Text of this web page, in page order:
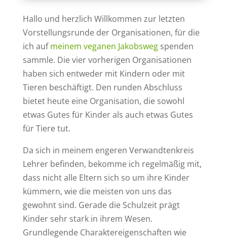
Hallo und herzlich Willkommen zur letzten
Vorstellungsrunde der Organisationen, für die
ich aufmeinem veganen Jakobswegspenden
sammle. Die vier vorherigen Organisationen
haben sich entweder mit Kindern oder mit
Tieren beschäftigt. Den runden Abschluss
bietet heute eine Organisation, die sowohl
etwas Gutes für Kinder als auch etwas Gutes
für Tiere tut.
Da sich in meinem engeren Verwandtenkreis
Lehrer befinden, bekomme ich regelmäßig mit,
dass nicht alle Eltern sich so um ihre Kinder
kümmern, wie die meisten von uns das
gewohnt sind. Gerade die Schulzeit prägt
Kinder sehr stark in ihrem Wesen.
Grundlegende Charaktereigenschaften wie